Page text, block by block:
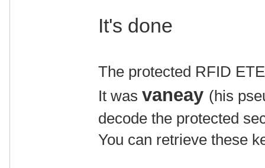
It's done
The protected RFID
It was vaneay (his
decode the protected
You can retrieve these